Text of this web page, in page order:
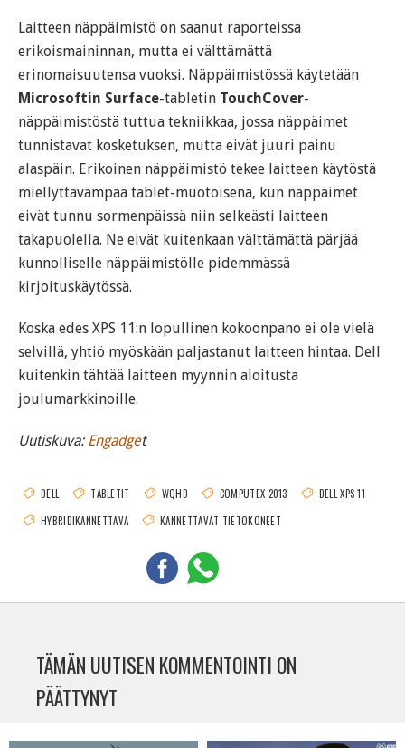
Laitteen näppäimistö on saanut raporteissa
erikoismaininnan, mutta ei välttämättä
erinomaisuutensa vuoksi. Näppäimistössä käytetään
Microsoftin Surface-tabletin TouchCover-
näppäimistöstä tuttua tekniikkaa, jossa näppäimet
tunnistavat kosketuksen, mutta eivät juuri painu
alaspäin. Erikoinen näppäimistö tekee laitteen käytöstä
miellyttävämpää tablet-muotoisena, kun näppäimet
eivät tunnu sormenpäissä niin selkeästi laitteen
takapuolella. Ne eivät kuitenkaan välttämättä pärjää
kunnolliselle näppäimistölle pidemmässä
kirjoituskäytössä.
Koska edes XPS 11:n lopullinen kokoonpano ei ole vielä
selvillä, yhtiö myöskään paljastanut laitteen hintaa. Dell
kuitenkin tähtää laitteen myynnin aloitusta
joulumarkkinoille.
Uutiskuva: Engadget
DELL TABLETIT WQHD COMPUTEX 2013
DELL XPS 11
HYBRIDIKANNETTAVA
KANNETTAVAT TIETOKONEET
TÄMÄN UUTISEN KOMMENTOINTI ON
PÄÄTTYNYT